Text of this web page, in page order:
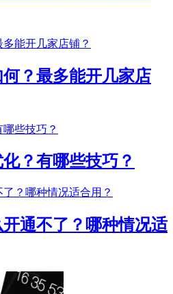
？最多能开几家店
？有哪些技巧？
通不了？哪种情况适